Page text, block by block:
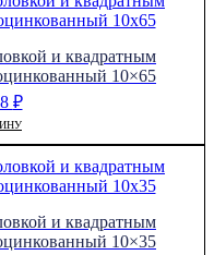
и квадратным
10×65
₽
и квадратным
10×35